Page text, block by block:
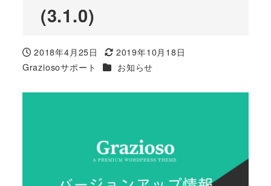
(3.1.0)
投稿日
2018年4月25日
更新日
2019年10月18日
著
Graziosoサポート カテゴリー
お知らせ